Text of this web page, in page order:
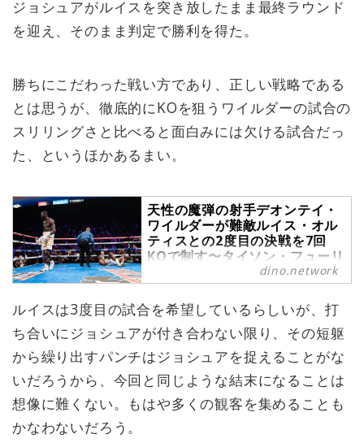
ジョシュアがルイスを突き放したまま最終ラウンド
を迎え、そのまま判定で勝利を得た。
勝ちにこだわった戦い方であり、正しい戦略である
とは思うが、徹底的にKOを狙うワイルダーの試合の
スリリングさと比べると面白みには欠ける試合だっ
た、というほかあるまい。
天性の魔弾の射手デオンテイ・
ワイルダーが難敵ルイス・オル
ティスとの2度目の決戦を7回
KOで制す〜タイソン・フューリ
ーとの再戦へ弾み -
dino.network | the
premium web magazine
for the Power People by
Revolver,Inc.
2019年11月23日（日本時間24
日）、ボクシングWBC世界ヘビー級
王者のデオンテイ・ワイルダー
（USA）が同級3位のルイス・オル
dino.network
ルイスは3度目の試合を希望しているらしいが、打
ち合いにジョシュアが付き合わない限り、その短躯
から繰り出すパンチはジョシュアを捉えることがな
いだろうから、今回と同じような結末になることは
想像に難くない。もはや多くの観客を集めることも
かなわないだろう。